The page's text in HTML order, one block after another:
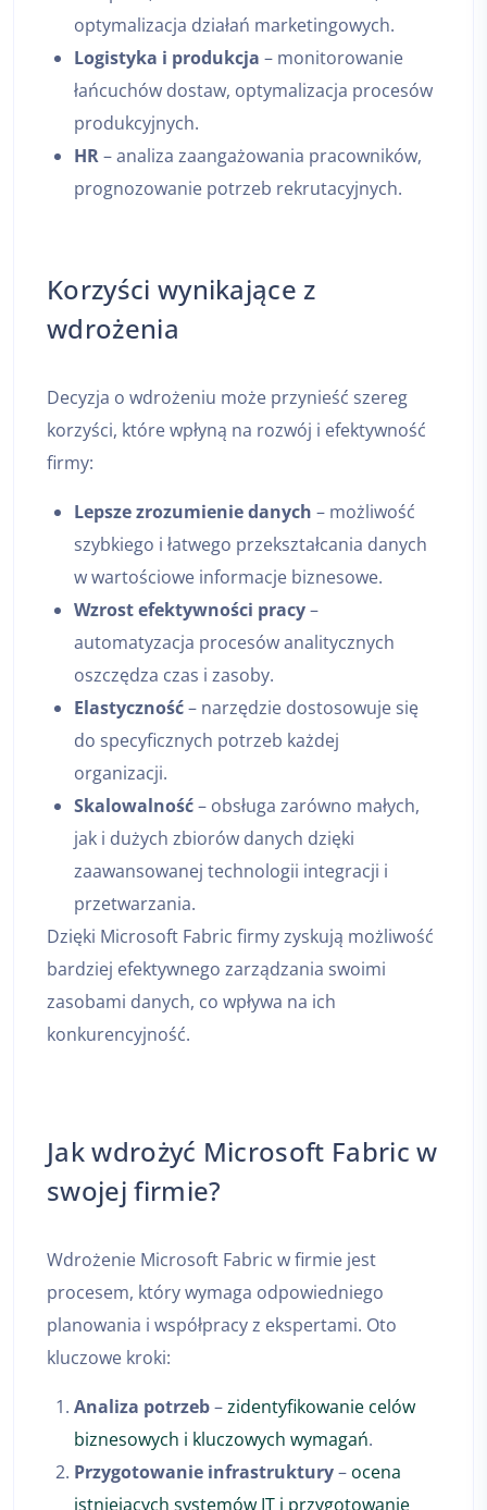
optymalizacja działań marketingowych.
Logistyka i produkcja – monitorowanie
łańcuchów dostaw, optymalizacja procesów
produkcyjnych.
HR– analiza zaangażowania pracowników,
prognozowanie potrzeb rekrutacyjnych.
Korzyści wynikające z
wdrożenia
Decyzja o wdrożeniu może przynieść szereg
korzyści, które wpłyną na rozwój i efektywność
firmy:
Lepsze zrozumienie danych – możliwość
szybkiego i łatwego przekształcania danych
w wartościowe informacje biznesowe.
Wzrost efektywności pracy–
automatyzacja procesów analitycznych
oszczędza czas i zasoby.
Elastyczność– narzędzie dostosowuje się
do specyficznych potrzeb każdej
organizacji.
Skalowalność– obsługa zarówno małych,
jak i dużych zbiorów danych dzięki
zaawansowanej technologii integracji i
przetwarzania.
Dzięki Microsoft Fabric firmy zyskują możliwość
bardziej efektywnego zarządzania swoimi
zasobami danych, co wpływa na ich
konkurencyjność.
Jak wdrożyć Microsoft Fabric w
swojej firmie?
Wdrożenie Microsoft Fabric w firmie jest
procesem, który wymaga odpowiedniego
planowania i współpracy z ekspertami. Oto
kluczowe kroki:
Analiza potrzeb–zidentyfikowanie celów
biznesowych i kluczowych wymagań.
Przygotowanie infrastruktury– ocena
istniejących systemów IT i przygotowanie